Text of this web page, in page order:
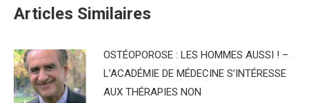
Articles Similaires
OSTÉOPOROSE : LES HOMMES AUSSI ! –
L’ACADÉMIE DE MÉDECINE S’INTÉRESSE
AUX THÉRAPIES NON